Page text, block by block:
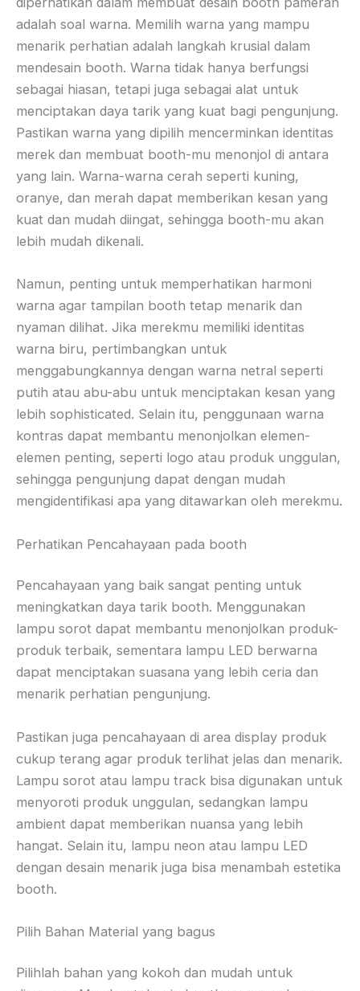
adalah soal warna. Memilih warna yang mampu
menarik perhatian adalah langkah krusial dalam
mendesain booth. Warna tidak hanya berfungsi
sebagai hiasan, tetapi juga sebagai alat untuk
menciptakan daya tarik yang kuat bagi pengunjung.
Pastikan warna yang dipilih mencerminkan identitas
merek dan membuat booth-mu menonjol di antara
yang lain. Warna-warna cerah seperti kuning,
oranye, dan merah dapat memberikan kesan yang
kuat dan mudah diingat, sehingga booth-mu akan
lebih mudah dikenali.
Namun, penting untuk memperhatikan harmoni
warna agar tampilan booth tetap menarik dan
nyaman dilihat. Jika merekmu memiliki identitas
warna biru, pertimbangkan untuk
menggabungkannya dengan warna netral seperti
putih atau abu-abu untuk menciptakan kesan yang
lebih sophisticated. Selain itu, penggunaan warna
kontras dapat membantu menonjolkan elemen-
elemen penting, seperti logo atau produk unggulan,
sehingga pengunjung dapat dengan mudah
mengidentifikasi apa yang ditawarkan oleh merekmu.
Perhatikan Pencahayaan pada booth
Pencahayaan yang baik sangat penting untuk
meningkatkan daya tarik booth. Menggunakan
lampu sorot dapat membantu menonjolkan produk-
produk terbaik, sementara lampu LED berwarna
dapat menciptakan suasana yang lebih ceria dan
menarik perhatian pengunjung.
Pastikan juga pencahayaan di area display produk
cukup terang agar produk terlihat jelas dan menarik.
Lampu sorot atau lampu track bisa digunakan untuk
menyoroti produk unggulan, sedangkan lampu
ambient dapat memberikan nuansa yang lebih
hangat. Selain itu, lampu neon atau lampu LED
dengan desain menarik juga bisa menambah estetika
booth.
Pilih Bahan Material yang bagus
Pilihlah bahan yang kokoh dan mudah untuk